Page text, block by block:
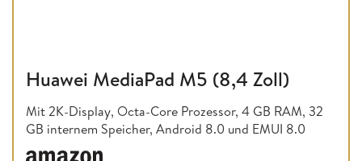
Huawei MediaPad M5 (8,4 Zoll)
Mit 2K-Display, Octa-Core Prozessor, 4 GB RAM, 32
GB internem Speicher, Android 8.0 und EMUI 8.0